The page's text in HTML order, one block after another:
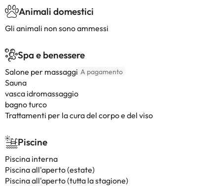
Animali domestici
Gli animali non sono ammessi
Spa e benessere
Salone per massaggi A pagamento
Sauna
vasca idromassaggio
bagno turco
Trattamenti per la cura del corpo e del viso
Piscine
Piscina interna
Piscina all'aperto (estate)
Piscina all'aperto (tutta la stagione)